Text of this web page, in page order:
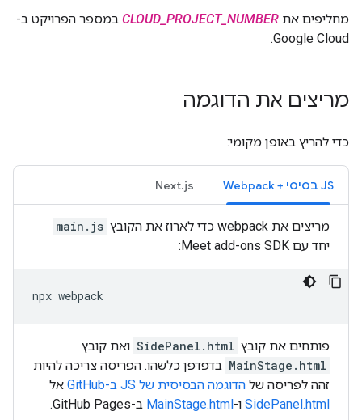
מחליפים את CLOUD_PROJECT_NUMBER במספר הפרויקט ב-
Google Cloud.
מריצים את הדוגמה
כדי להריץ באופן מקומי:
JS בסיסי + Webpack Next.js
מריצים את webpack כדי לארוז את הקובץ
main.js
יחד עם Meet add-ons SDK:
npx
פותחים את קובץ SidePanel.html ואת קובץ
MainStage.html בדפדפן כלשהו. הפריסה צריכה להיות
זהה לפריסה של הדוגמה הבסיסית של JS ב-GitHub
אל
SidePanel.html ו- MainStage.html ב-GitHub Pages.